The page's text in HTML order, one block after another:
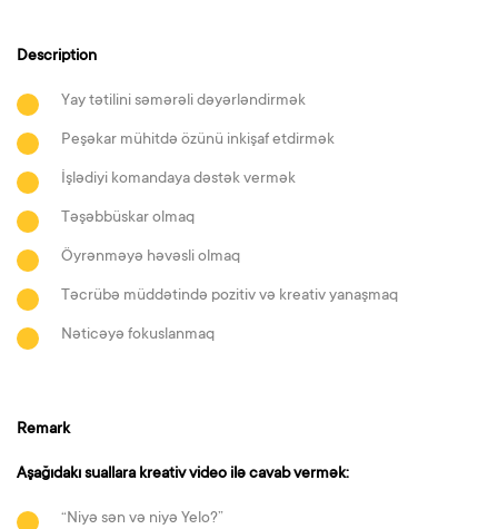
Description
Yay tətilini səmərəli dəyərləndirmək
Peşəkar mühitdə özünü inkişaf etdirmək
İşlədiyi komandaya dəstək vermək
Təşəbbüskar olmaq
Öyrənməyə həvəsli olmaq
Təcrübə müddətində pozitiv və kreativ yanaşmaq
Nəticəyə fokuslanmaq
Remark
Aşağıdakı suallara kreativ video ilə cavab vermək:
“Niyə sən və niyə Yelo?”